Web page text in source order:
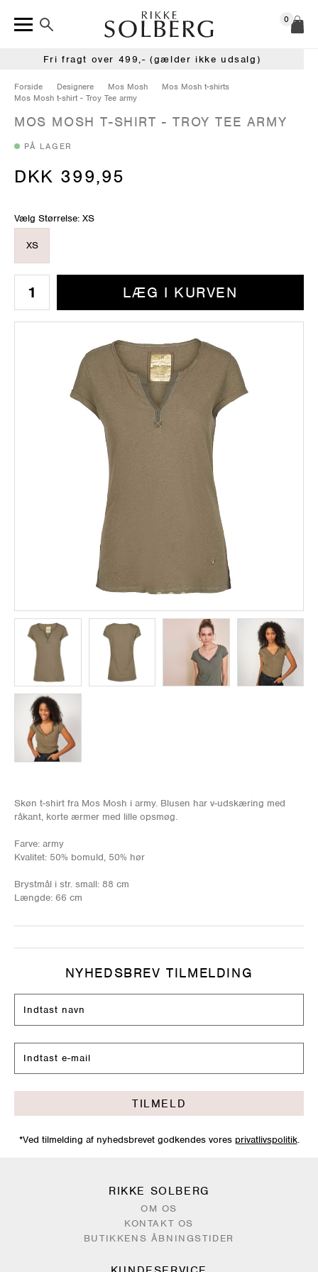
0
Fri fragt over 499,- (gælder ikke udsalg)
Forside Designere Mos Mosh
Mos Mosh t-shirts
Mos Mosh t-shirt - Troy Tee army
MOS MOSH T-SHIRT - TROY TEE ARMY
PÅ LAGER
DKK 399,95
Vælg Størrelse: XS
XS
LÆG I KURVEN
Skøn t-shirt fra Mos Mosh i army. Blusen har v-udskæring med
råkant, korte ærmer med lille opsmøg.
Farve: army
Kvalitet: 50% bomuld, 50% hør
Brystmål i str. small: 88 cm
Længde: 66 cm
NYHEDSBREV TILMELDING
TILMELD
*Ved tilmelding af nyhedsbrevet godkendes vores privatlivspolitik.
RIKKE SOLBERG
OM OS
KONTAKT OS
BUTIKKENS ÅBNINGSTIDER